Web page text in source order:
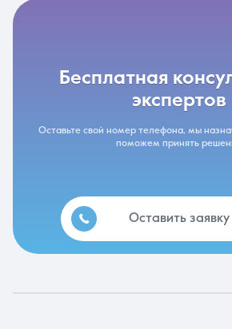
бесплатная консультация
экспертов
Оставьте свой номер телефона, мы
поможем принять
Оставить заявку